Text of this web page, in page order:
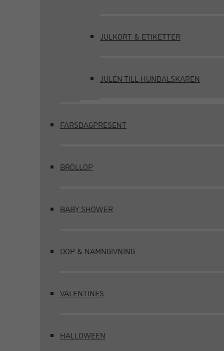
JULKORT & ETIKETTER
JULEN TILL HUNDÄLSKAREN
FARSDAGPRESENT
BRÖLLOP
BABY SHOWER
DOP & NAMNGIVNING
VALENTINES
HALLOWEEN